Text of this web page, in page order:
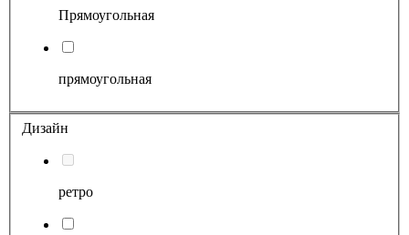
Прямоугольная
прямоугольная
Дизайн
ретро